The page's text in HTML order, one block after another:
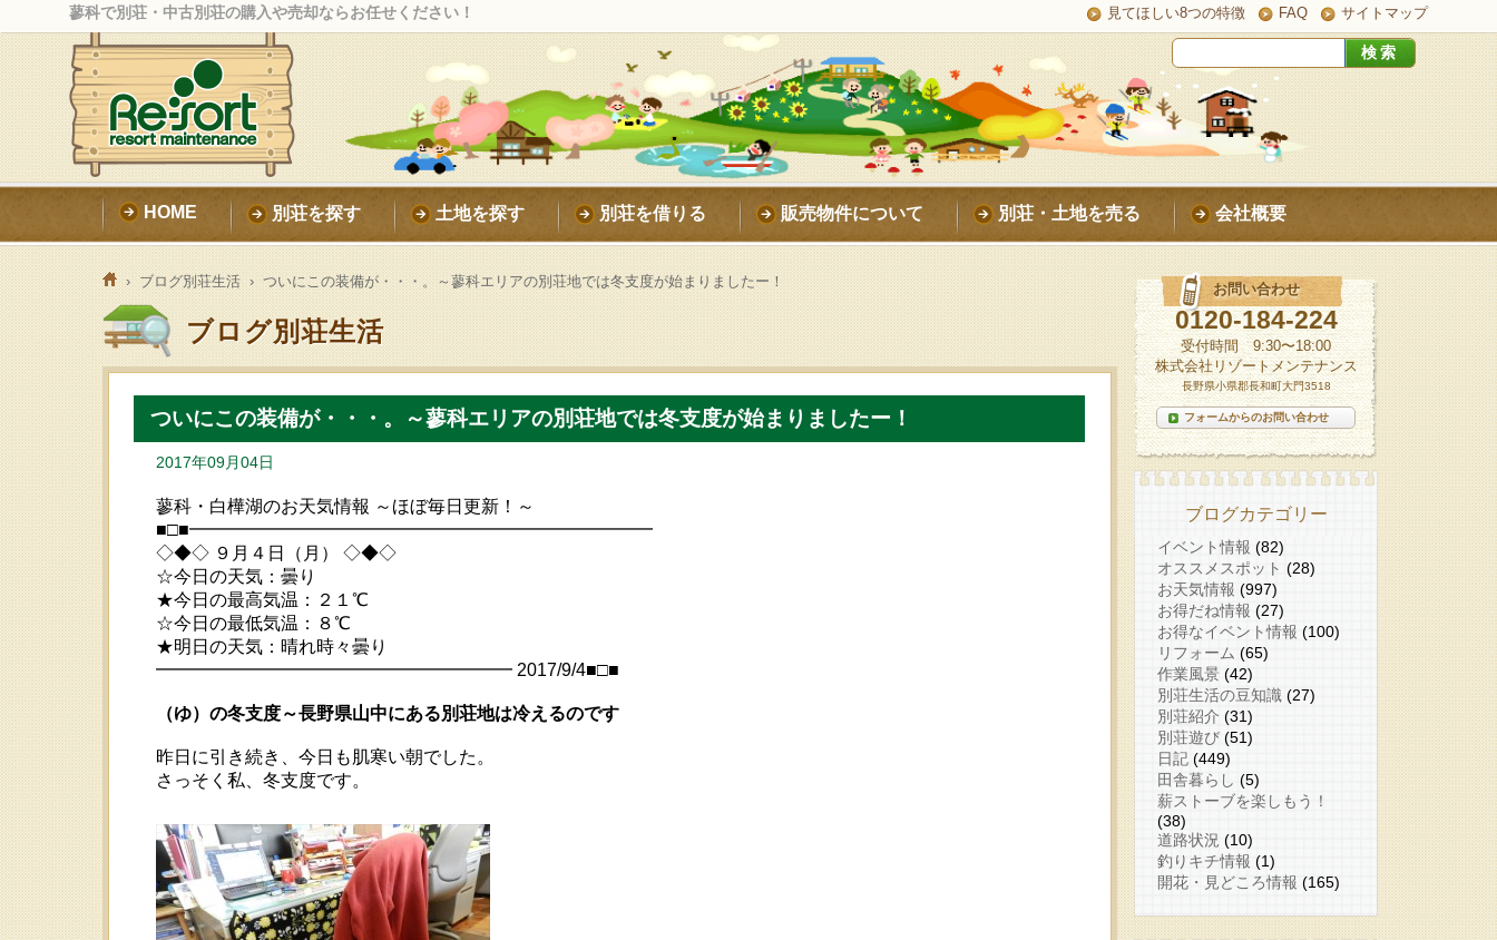
蓼科で別荘・中古別荘の購入や売却ならお任せください！ 見てほしい8つの特徴 FAQ サイトマップ
HOME 別荘を探す 土地を探す 別荘を借りる 販売物件について 別荘・土地を売る 会社概要
›ブログ別荘生活› ついにこの装備が・・・。～蓼科エリアの別荘地では冬支度が始まりましたー！
ブログ別荘生活
ついにこの装備が・・・。～蓼科エリアの別荘地では冬支度が始まりましたー！
2017年09月04日
蓼科・白樺湖のお天気情報 ～ほぼ毎日更新！～
■□■━━━━━━━━━━━━━━━━━━━━━━━━━━
◇◆◇ ９月４日（月） ◇◆◇
☆今日の天気：曇り
★今日の最高気温：２１℃
☆今日の最低気温：８℃
★明日の天気：晴れ時々曇り
━━━━━━━━━━━━━━━━━━━━ 2017/9/4■□■
（ゆ）の冬支度～長野県山中にある別荘地は冷えるのです
昨日に引き続き、今日も肌寒い朝でした。
さっそく私、冬支度です。
お問い合わせ
0120-184-224
受付時間 9:30〜18:00
株式会社リゾートメンテナンス
長野県小県郡長和町大門3518
フォームからのお問い合わせ
ブログカテゴリー
イベント情報 (82)
オススメスポット (28)
お天気情報 (997)
お得だね情報 (27)
お得なイベント情報 (100)
リフォーム (65)
作業風景 (42)
別荘生活の豆知識 (27)
別荘紹介 (31)
別荘遊び (51)
日記 (449)
田舎暮らし (5)
薪ストーブを楽しもう！
(38)
道路状況 (10)
釣りキチ情報 (1)
開花・見どころ情報 (165)